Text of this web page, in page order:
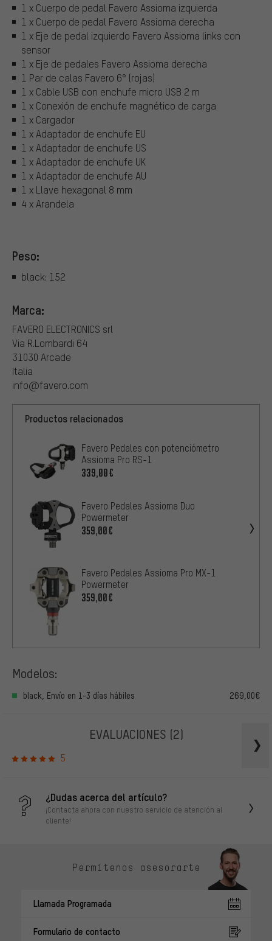
1 x Cuerpo de pedal Favero Assioma izquierda
1 x Cuerpo de pedal Favero Assioma derecha
1 x Eje de pedal izquierdo Favero Assioma links con
sensor
1 x Eje de pedales Favero Assioma derecha
1 Par de calas Favero 6° (rojas)
1 x Cable USB con enchufe micro USB 2 m
1 x Conexión de enchufe magnético de carga
1 x Cargador
1 x Adaptador de enchufe EU
1 x Adaptador de enchufe US
1 x Adaptador de enchufe UK
1 x Adaptador de enchufe AU
1 x Llave hexagonal 8 mm
4 x Arandela
Peso:
black: 152
Marca:
FAVERO ELECTRONICS srl
Via R.Lombardi 64
31030 Arcade
Italia
info@favero.com
Productos relacionados
Favero Pedales con potenciómetro
Assioma Pro RS-1
339,00€
Favero Pedales Assioma Duo
Powermeter
359,00€
Favero Pedales Assioma Pro MX-1
Powermeter
359,00€
Modelos:
black, Envío en 1-3 días hábiles 269,00€
EVALUACIONES (2)
5
¿Dudas acerca del artículo?
¡Contacta ahora con nuestro servicio de atención al
cliente!
Permítenos asesorarte
Llamada Programada
Formulario de contacto